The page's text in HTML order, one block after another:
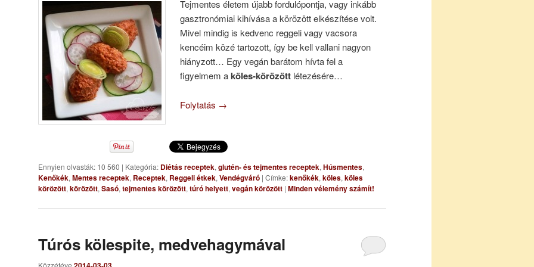
Tejmentes életem újabb fordulópontja, vagy inkább
gasztronómiai kihívása a körözött elkészítése volt.
Mivel mindig is kedvenc reggeli vagy vacsora
kencéim közé tartozott, így be kell vallani nagyon
hiányzott… Egy vegán barátom hívta fel a
figyelmem aköles-körözött létezésére…
Folytatás →
Ennyien olvasták: 10 560 | Kategória: Diétás receptek, glutén- és tejmentes receptek, Húsmentes,
Kenőkék, Mentes receptek, Receptek, Reggeli étkek, Vendégváró | Címke:kenőkék, köles, köles
körözött, körözött, Sasó, tejmentes körözött, túró helyett, vegán körözött | Minden vélemény számít!
Túrós kölespite, medvehagymával